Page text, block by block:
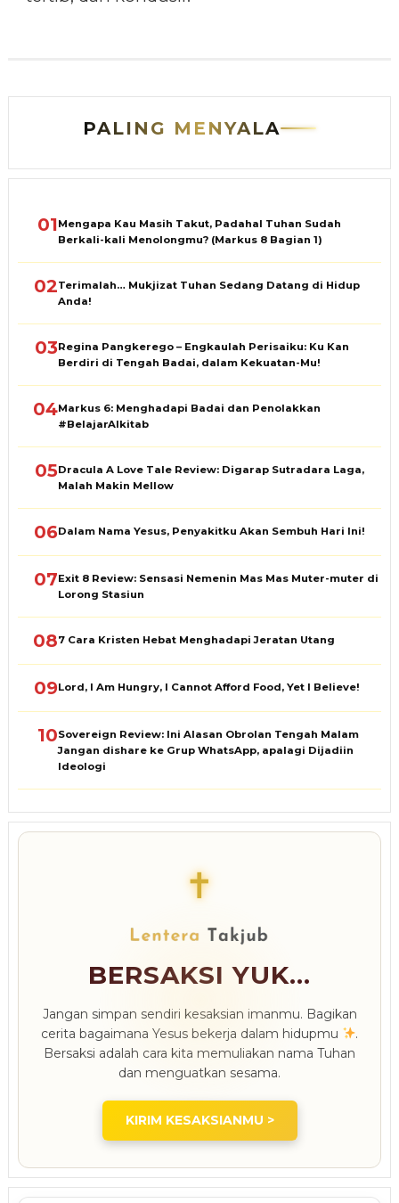
PALING MENYALA
01Mengapa Kau Masih Takut, Padahal Tuhan Sudah
Berkali-kali Menolongmu? (Markus 8 Bagian 1)
02Terimalah… Mukjizat Tuhan Sedang Datang di Hidup
Anda!
03Regina Pangkerego – Engkaulah Perisaiku: Ku Kan
Berdiri di Tengah Badai, dalam Kekuatan-Mu!
04Markus 6: Menghadapi Badai dan Penolakkan
#BelajarAlkitab
05Dracula A Love Tale Review: Digarap Sutradara Laga,
Malah Makin Mellow
06Dalam Nama Yesus, Penyakitku Akan Sembuh Hari Ini!
07Exit 8 Review: Sensasi Nemenin Mas Mas Muter-muter di
Lorong Stasiun
087 Cara Kristen Hebat Menghadapi Jeratan Utang
09Lord, I Am Hungry, I Cannot Afford Food, Yet I Believe!
10Sovereign Review: Ini Alasan Obrolan Tengah Malam
Jangan dishare ke Grup WhatsApp, apalagi Dijadiin
Ideologi
✝
BERSAKSI YUK...
Jangan simpan sendiri kesaksian imanmu. Bagikan
cerita bagaimana Yesus bekerja dalam hidupmu
.
Bersaksi adalah cara kita memuliakan nama Tuhan
dan menguatkan sesama.
KIRIM KESAKSIANMU >